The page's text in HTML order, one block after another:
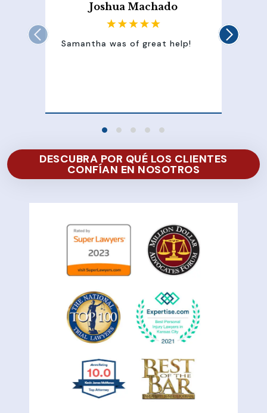
Joshua Machado
Samantha was of great help!
DESCUBRA POR QUÉ LOS CLIENTES
CONFÍAN EN NOSOTROS